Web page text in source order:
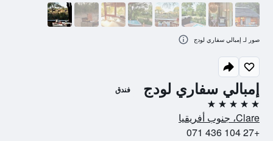
إمبالي سفاري لودج فندق
5 نجوم
Clare، جنوب أفريقيا
+27 104 436 071
صور لـ إمبالي سفاري لودج